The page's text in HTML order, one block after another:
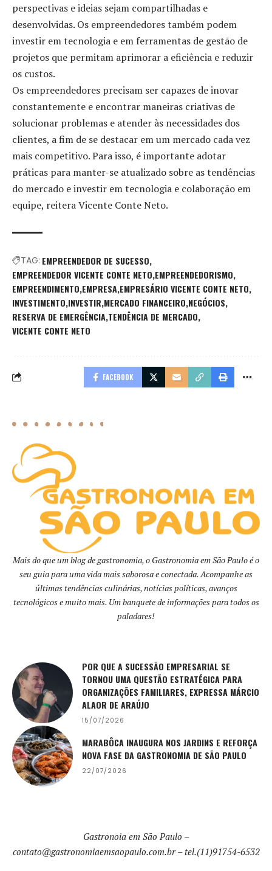
perspectivas e ideias sejam compartilhadas e
desenvolvidas. Os empreendedores também podem
investir em tecnologia e em ferramentas de gestão de
projetos que permitam aprimorar a eficiência e reduzir
os custos.
Os empreendedores precisam ser capazes de inovar
constantemente e encontrar maneiras criativas de
solucionar problemas e atender às necessidades dos
clientes, a fim de se destacar em um mercado cada vez
mais competitivo. Para isso, é importante adotar
práticas para manter-se atualizado sobre as tendências
do mercado e investir em tecnologia e colaboração em
equipe, reitera Vicente Conte Neto.
TAG: EMPREENDEDOR DE SUCESSO
EMPREENDEDOR VICENTE CONTE NETO EMPREENDEDORISMO
EMPREENDIMENTO EMPRESA EMPRESÁRIO VICENTE CONTE NETO
INVESTIMENTO INVESTIR MERCADO FINANCEIRO NEGÓCIOS
RESERVA DE EMERGÊNCIA TENDÊNCIA DE MERCADO
VICENTE CONTE NETO
FACEBOOK
Mais do que um blog de gastronomia, o Gastronomia em São Paulo é o
seu guia para uma vida mais saborosa e conectada. Acompanhe as
últimas tendências culinárias, notícias políticas, avanços
tecnológicos e muito mais. Um banquete de informações para todos os
paladares!
POR QUE A SUCESSÃO EMPRESARIAL SE
TORNOU UMA QUESTÃO ESTRATÉGICA PARA
ORGANIZAÇÕES FAMILIARES, EXPRESSA MÁRCIO
ALAOR DE ARAÚJO
15/07/2026
MARABÔCA INAUGURA NOS JARDINS E REFORÇA
NOVA FASE DA GASTRONOMIA DE SÃO PAULO
22/07/2026
Gastronoia em São Paulo –
contato@gastronomiaemsaopaulo.com.br– tel.(11)91754-6532